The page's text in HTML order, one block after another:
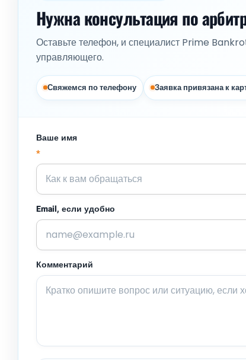
Нужна консультация по
Оставьте телефон, и специалист Prime
управляющего.
Свяжемся по телефону Заявка привязана к
Ваше имя
*
Email, если удобно
Комментарий